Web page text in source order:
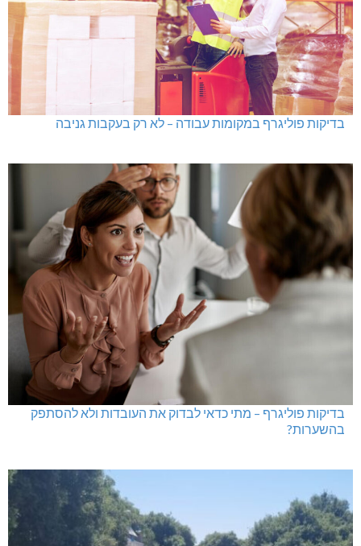
בדיקות פוליגרף במקומות עבודה – לא רק בעקבות גניבה
בדיקות פוליגרף – מתי כדאי לבדוק את העובדות ולא להסתפק
בהשערות?